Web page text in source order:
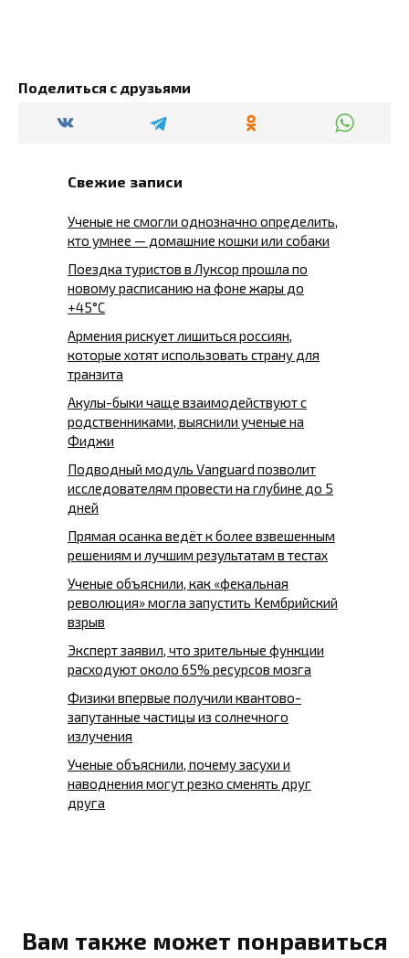
Поделиться с друзьями
Свежие записи
Ученые не смогли однозначно определить,
кто умнее — домашние кошки или собаки
Поездка туристов в Луксор прошла по
новому расписанию на фоне жары до
+45°C
Армения рискует лишиться россиян,
которые хотят использовать страну для
транзита
Акулы-быки чаще взаимодействуют с
родственниками, выяснили ученые на
Фиджи
Подводный модуль Vanguard позволит
исследователям провести на глубине до 5
дней
Прямая осанка ведёт к более взвешенным
решениям и лучшим результатам в тестах
Ученые объяснили, как «фекальная
революция» могла запустить Кембрийский
взрыв
Эксперт заявил, что зрительные функции
расходуют около 65% ресурсов мозга
Физики впервые получили квантово-
запутанные частицы из солнечного
излучения
Ученые объяснили, почему засухи и
наводнения могут резко сменять друг
друга
Вам также может понравиться